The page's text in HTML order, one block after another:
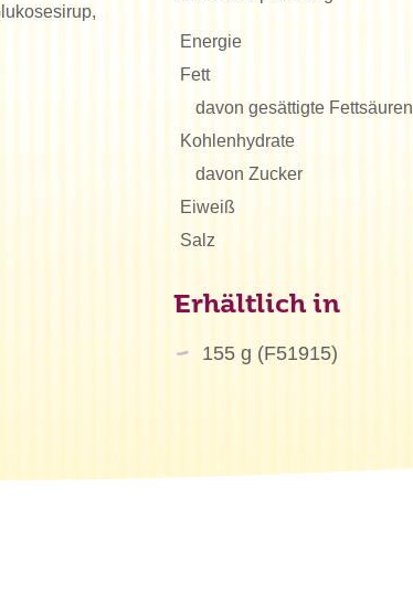
Energie
Fett
davon gesättigte Fettsäuren
Kohlenhydrate
davon Zucker
Eiweiß
Salz
Erhältlich in
155 g (F51915)